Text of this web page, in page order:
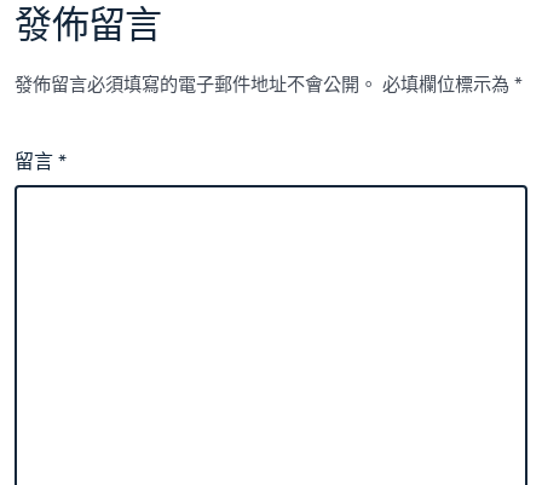
發佈留言
發佈留言必須填寫的電子郵件地址不會公開。 必填欄位標示為*
留言*